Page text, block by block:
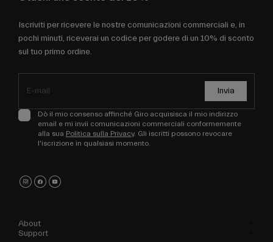
Iscriviti per ricevere le nostre comunicazioni commerciali e, in
pochi minuti, riceverai un codice per godere di un 10% di sconto
sul tuo primo ordine.
Invia
Dò il mio consenso affinché Giro acquisisca il mio indirizzo
email e mi invii comunicazioni commerciali conformemente
alla sua Politica sulla Privacy. Gli iscritti possono revocare
l'iscrizione in qualsiasi momento.
About
Support